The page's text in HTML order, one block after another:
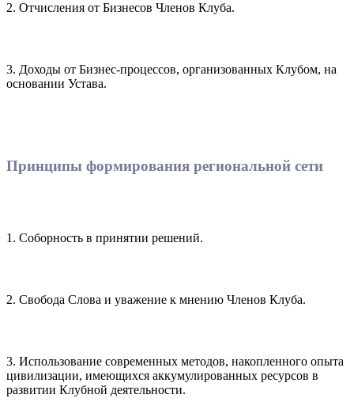
2. Отчисления от Бизнесов Членов Клуба.
3. Доходы от Бизнес-процессов, организованных Клубом, на
основании Устава.
Принципы формирования региональной сети
1. Соборность в принятии решений.
2. Свобода Слова и уважение к мнению Членов Клуба.
3. Использование современных методов, накопленного опыта
цивилизации, имеющихся аккумулированных ресурсов в
развитии Клубной деятельности.